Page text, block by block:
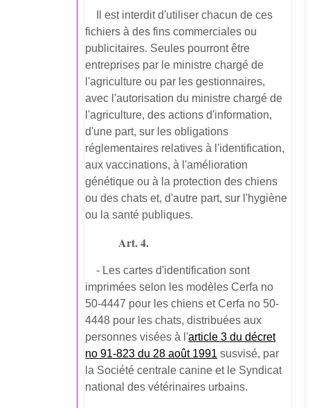
Il est interdit d'utiliser chacun de ces
fichiers à des fins commerciales ou
publicitaires. Seules pourront être
entreprises par le ministre chargé de
l'agriculture ou par les gestionnaires,
avec l'autorisation du ministre chargé de
l'agriculture, des actions d'information,
d'une part, sur les obligations
réglementaires relatives à l'identification,
aux vaccinations, à l'amélioration
génétique ou à la protection des chiens
ou des chats et, d'autre part, sur l'hygiène
ou la santé publiques.
Art. 4.
- Les cartes d'identification sont
imprimées selon les modèles Cerfa no
50-4447 pour les chiens et Cerfa no 50-
4448 pour les chats, distribuées aux
personnes visées à l'article 3 du décret
no 91-823 du 28 août 1991 susvisé, par
la Société centrale canine et le Syndicat
national des vétérinaires urbains.